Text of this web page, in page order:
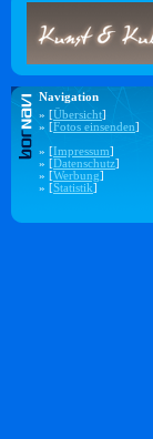
Navigation
» [Übersicht]
» [Fotos einsenden]
» [Impressum]
» [Datenschutz]
» [Werbung]
» [Statistik]